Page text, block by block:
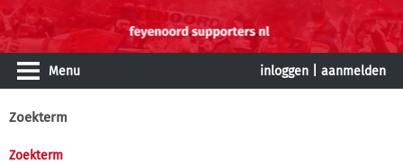
Menu inloggen aanmelden
Zoekterm
Zoekterm